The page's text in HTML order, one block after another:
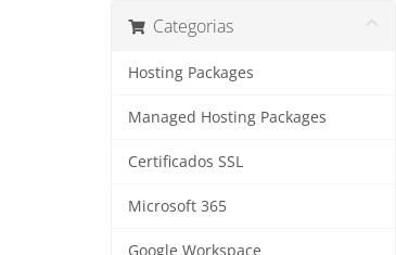
Categorias
Hosting Packages
Managed Hosting Packages
Certificados SSL
Microsoft 365
Google Workspace